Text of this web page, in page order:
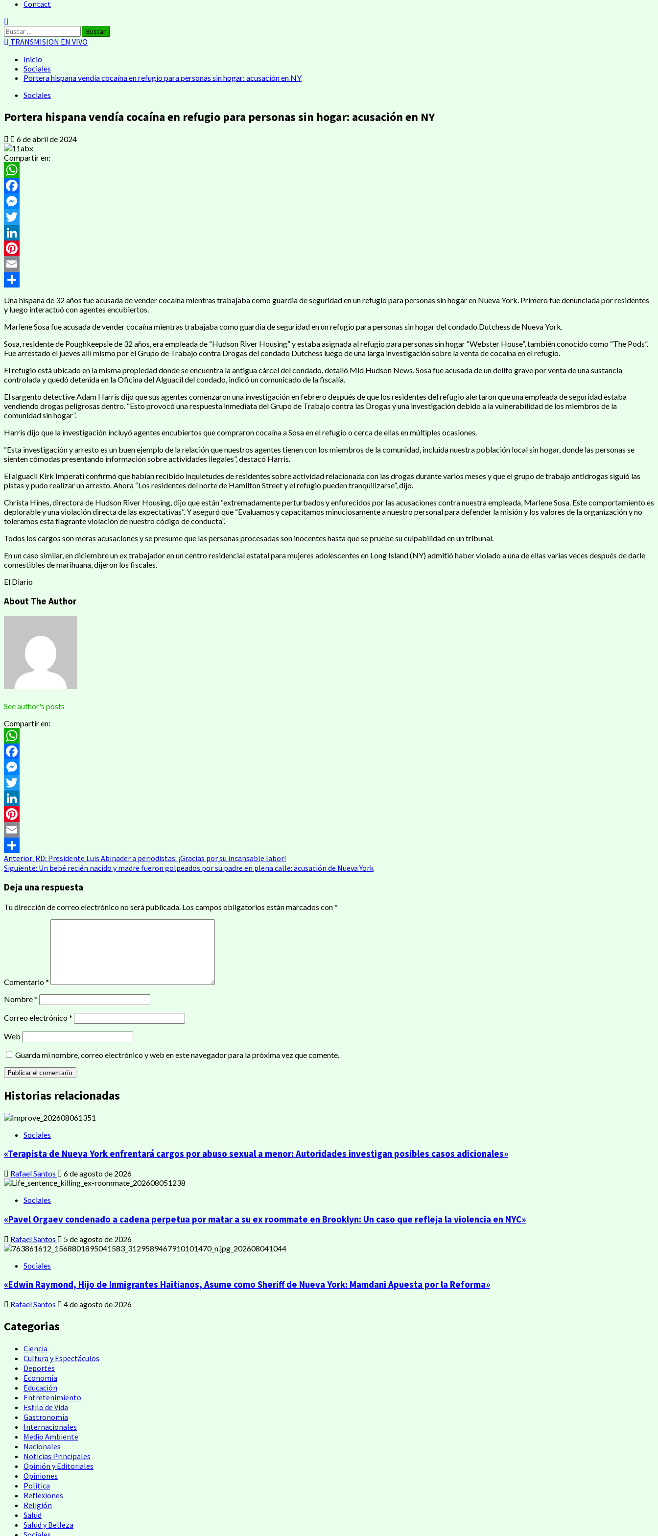
Contact
Buscar:
TRANSMISION EN VIVO
Inicio
Sociales
Portera hispana vendía cocaína en refugio para personas sin hogar: acusación en NY
Sociales
Portera hispana vendía cocaína en refugio para personas sin hogar: acusación en NY
6 de abril de 2024
Compartir en:
WhatsApp
Facebook
Messenger
Twitter
LinkedIn
Pinterest
Email
Una hispana de 32 años fue acusada de vender cocaína mientras trabajaba como guardia de seguridad en un refugio para personas sin hogar en Nueva York. Primero fue denunciada por residentes
y luego interactuó con agentes encubiertos.
Marlene Sosa fue acusada de vender cocaína mientras trabajaba como guardia de seguridad en un refugio para personas sin hogar del condado Dutchess de Nueva York.
Sosa, residente de Poughkeepsie de 32 años, era empleada de “Hudson River Housing” y estaba asignada al refugio para personas sin hogar “Webster House”, también conocido como “The Pods”.
Fue arrestado el jueves allí mismo por el Grupo de Trabajo contra Drogas del condado Dutchess luego de una larga investigación sobre la venta de cocaína en el refugio.
El refugio está ubicado en la misma propiedad donde se encuentra la antigua cárcel del condado, detalló Mid Hudson News. Sosa fue acusada de un delito grave por venta de una sustancia
controlada y quedó detenida en la Oficina del Alguacil del condado, indicó un comunicado de la fiscalía.
El sargento detective Adam Harris dijo que sus agentes comenzaron una investigación en febrero después de que los residentes del refugio alertaron que una empleada de seguridad estaba
vendiendo drogas peligrosas dentro. “Esto provocó una respuesta inmediata del Grupo de Trabajo contra las Drogas y una investigación debido a la vulnerabilidad de los miembros de la
comunidad sin hogar”.
Harris dijo que la investigación incluyó agentes encubiertos que compraron cocaína a Sosa en el refugio o cerca de ellas en múltiples ocasiones.
“Esta investigación y arresto es un buen ejemplo de la relación que nuestros agentes tienen con los miembros de la comunidad, incluida nuestra población local sin hogar, donde las personas se
sienten cómodas presentando información sobre actividades ilegales”, destacó Harris.
El alguacil Kirk Imperati confirmó que habían recibido inquietudes de residentes sobre actividad relacionada con las drogas durante varios meses y que el grupo de trabajo antidrogas siguió las
pistas y pudo realizar un arresto. Ahora “Los residentes del norte de Hamilton Street y el refugio pueden tranquilizarse”, dijo.
Christa Hines, directora de Hudson River Housing, dijo que están “extremadamente perturbados y enfurecidos por las acusaciones contra nuestra empleada, Marlene Sosa. Este comportamiento es
deplorable y una violación directa de las expectativas”. Y aseguró que “Evaluamos y capacitamos minuciosamente a nuestro personal para defender la misión y los valores de la organización y no
toleramos esta flagrante violación de nuestro código de conducta”.
Todos los cargos son meras acusaciones y se presume que las personas procesadas son inocentes hasta que se pruebe su culpabilidad en un tribunal.
En un caso similar, en diciembre un ex trabajador en un centro residencial estatal para mujeres adolescentes en Long Island (NY) admitió haber violado a una de ellas varias veces después de darle
comestibles de marihuana, dijeron los fiscales.
El Diario
About The Author
See author's posts
Compartir en:
WhatsApp
Facebook
Messenger
Twitter
LinkedIn
Pinterest
Email
Compartir
Navegación
de
entradas
Anterior: RD: Presidente Luis Abinader a periodistas: ¡Gracias por su incansable labor!
Siguiente: Un bebé recién nacido y madre fueron golpeados por su padre en plena calle: acusación de Nueva York
Deja una respuesta
Tu dirección de correo electrónico no será publicada. Los campos obligatorios están marcados con*
Comentario*
Nombre*
Correo electrónico*
Web
Guarda mi nombre, correo electrónico y web en este navegador para la próxima vez que comente.
Historias relacionadas
Sociales
«Terapista de Nueva York enfrentará cargos por abuso sexual a menor: Autoridades investigan posibles casos adicionales»
Rafael Santos 6 de agosto de 2026
Sociales
«Pavel Orgaev condenado a cadena perpetua por matar a su ex roommate en Brooklyn: Un caso que refleja la violencia en NYC»
Rafael Santos 5 de agosto de 2026
Sociales
«Edwin Raymond, Hijo de Inmigrantes Haitianos, Asume como Sheriff de Nueva York: Mamdani Apuesta por la Reforma»
Rafael Santos 4 de agosto de 2026
Categorias
Ciencia
Cultura y Espectáculos
Deportes
Economía
Educación
Entretenimiento
Estilo de Vida
Gastronomía
Internacionales
Medio Ambiente
Nacionales
Noticias Principales
Opinión y Editoriales
Opiniones
Política
Reflexiones
Religión
Salud
Salud y Belleza